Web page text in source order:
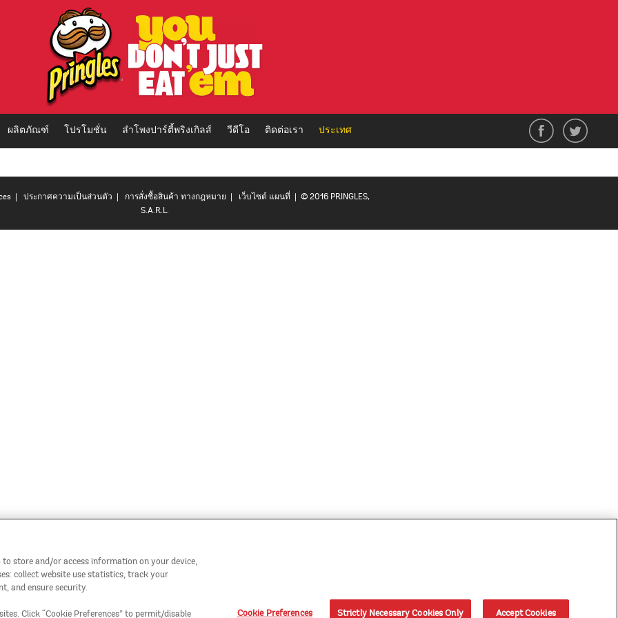
ผลิตภัณฑ์ โปรโมชั่น ลำโพงปาร์ตี้พริงเกิลส์ วีดีโอ ติดต่อเรา ประเทศ
| ประกาศความเป็นส่วนตัว | การสั่งซื้อสินค้า ทางกฎหมาย | เว็บไซต์ แผนที่ | © 2016 PRINGLES,
S.A.R.L.
to store and/or access information on your device,
collect website use statistics, track your
and ensure security.
Click “Cookie Preferences” to permit/disable Cookie Preferences Strictly Necessary Cookies Only Accept Cookies